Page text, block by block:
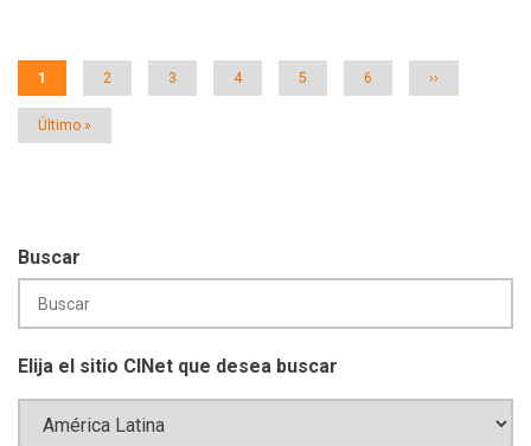
Página
actual
1 Página
2 Página
3 Página
4 Página
5 Página
6
Siguiente
página
››
Última
página
Último »
Buscar
Elija el sitio CINet que desea buscar